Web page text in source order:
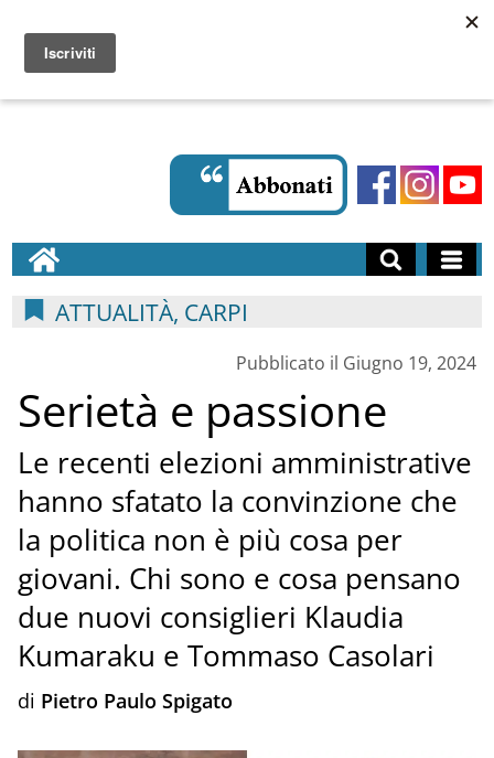
ATTUALITÀ, CARPI
Pubblicato il Giugno 19, 2024
Serietà e passione
Le recenti elezioni amministrative
hanno sfatato la convinzione che
la politica non è più cosa per
giovani. Chi sono e cosa pensano
due nuovi consiglieri Klaudia
Kumaraku e Tommaso Casolari
di Pietro Paulo Spigato